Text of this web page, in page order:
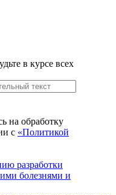
в курсе всех
на обработку
с «Политикой
разработки
болезнями и